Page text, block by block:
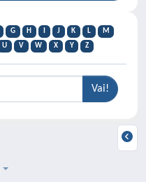
G H J K L
M
U V W X Y Z